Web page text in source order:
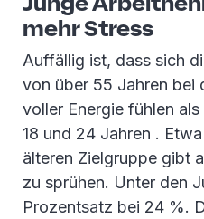
mehr Stress
Auffällig ist, dass sich
von über 55 Jahren bei
voller Energie fühlen
18 und 24 Jahren .
älteren Zielgruppe gibt
zu sprühen. Unter den
Prozentsatz bei 24 %.